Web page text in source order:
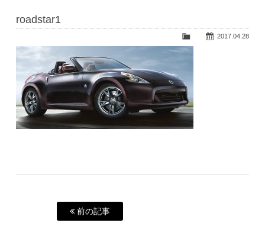
会社紹介
スタッフ募集
roadstar1
2017.04.28
前の記事